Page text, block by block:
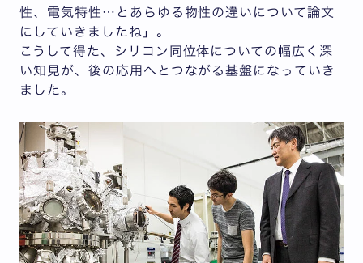
性、電気特性…とあらゆる物性の違いについて論文
にしていきましたね」。
こうして得た、シリコン同位体についての幅広く深
い知見が、後の応用へとつながる基盤になっていき
ました。